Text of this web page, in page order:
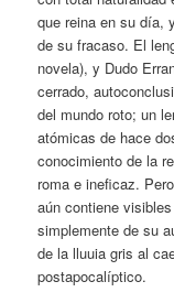
que reina en su día,
de su fracaso. El
novela), y Dudo
cerrado,
del mundo roto; un
atómicas de hace
conocimiento de la
roma e ineficaz.
aún contiene
simplemente de su
de la lluuia gris al
postapocalíptico.